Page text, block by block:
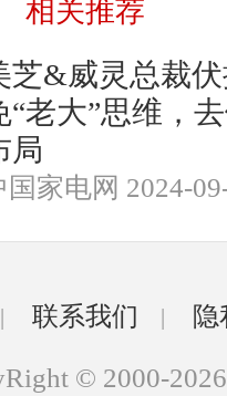
相关推荐
芝&威灵总裁
“老大”思维，
局
国家电网 2024-
| 联系我们 |
© 2000-2026